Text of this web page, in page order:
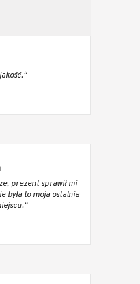
prezent sprawił mi
była to moja ostatnia